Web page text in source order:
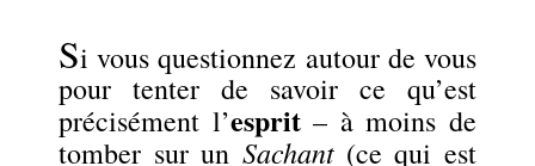
Si vous questionnez autour de vous
pour tenter de savoir ce qu’est
précisément l’esprit– à moins de
tomber sur un Sachant(ce qui est